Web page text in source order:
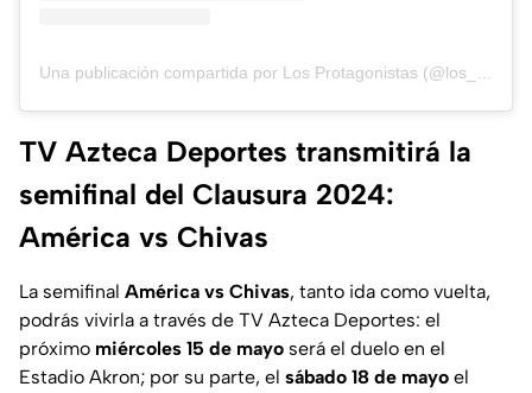
Una publicación compartida por Los Protagonistas (@los_prota)
TV Azteca Deportes transmitirá la
semifinal del Clausura 2024:
América vs Chivas
La semifinal América vs Chivas, tanto ida como vuelta,
podrás vivirla a través de TV Azteca Deportes: el
próximo miércoles 15 de mayo será el duelo en el
Estadio Akron; por su parte, el sábado 18 de mayo el